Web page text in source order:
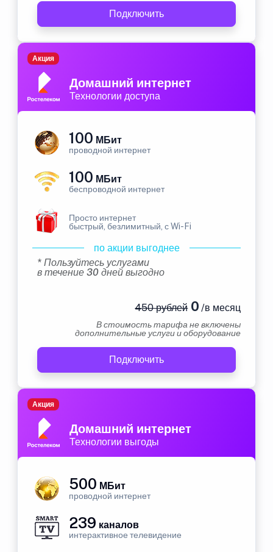
Подключить
Домашний интернет
Технологии доступа
Акция
100 МБит
проводной интернет
100 МБит
беспроводной интернет
Просто интернет
быстрый, безлимитный, с Wi-Fi
по акции выгоднее
* Пользуйтесь услугами
в течение 30 дней выгодно
450 рублей0 /в месяц
В стоимость тарифа не включены
дополнительные услуги и оборудование
Подключить
Домашний интернет
Технологии выгоды
Акция
500 МБит
проводной интернет
239 каналов
интерактивное телевидение